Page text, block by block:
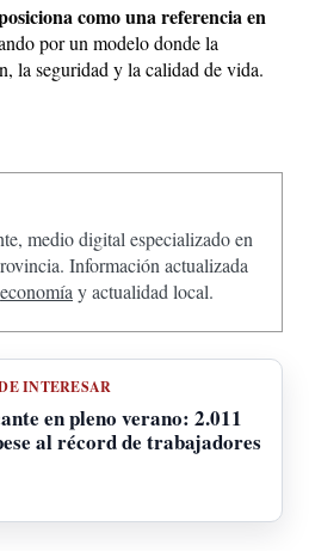
como una referencia en
por un modelo donde la
la seguridad y la calidad de vida.
medio digital especializado en
Información actualizada
economíay actualidad local.
INTERESAR
en pleno verano: 2.011
al récord de trabajadores